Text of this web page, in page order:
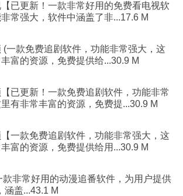
已更新！一款非常好用的免费看电视软
常强大，软件中涵盖了非...17.6 M
(一款免费追剧软件，功能非常强大，这
富的资源，免费提供给...30.9 M
已更新！一款免费追剧软件，功能非常
有非常丰富的资源，免费提...30.9 M
一款免费追剧软件，功能非常强大，这
富的资源，免费提供给用...30.9 M
款非常好用的动漫追番软件，为用户提供
涵盖...43.1 M